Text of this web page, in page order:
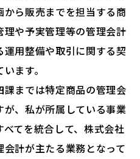
ら販売までを担当する商
理や予実管理等の管理会計
運用整備や取引に関する契
ます。
課までは特定商品の管理会
が、私が所属している事業
てを統合して、株式会社
会計が主たる業務となって